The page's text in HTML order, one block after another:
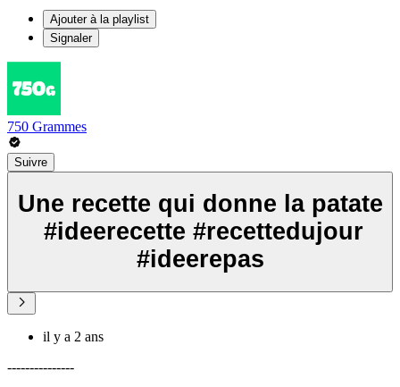
Ajouter à la playlist
Signaler
750 Grammes
Suivre
Une recette qui donne la patate
​ #ideerecette #recettedujour
#ideerepas
il y a 2 ans
---------------